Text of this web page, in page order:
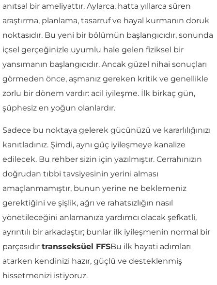
anıtsal bir ameliyattır. Aylarca, hatta yıllarca süren
araştırma, planlama, tasarruf ve hayal kurmanın doruk
noktasıdır. Bu yeni bir bölümün başlangıcıdır, sonunda
içsel gerçeğinizle uyumlu hale gelen fiziksel bir
yansımanın başlangıcıdır. Ancak güzel nihai sonuçları
görmeden önce, aşmanız gereken kritik ve genellikle
zorlu bir dönem vardır: acil iyileşme. İlk birkaç gün,
şüphesiz en yoğun olanlardır.
Sadece bu noktaya gelerek gücünüzü ve kararlılığınızı
kanıtladınız. Şimdi, aynı güç iyileşmeye kanalize
edilecek. Bu rehber sizin için yazılmıştır. Cerrahınızın
doğrudan tıbbi tavsiyesinin yerini alması
amaçlanmamıştır, bunun yerine ne beklemeniz
gerektiğini ve şişlik, ağrı ve rahatsızlığın nasıl
yönetileceğini anlamanıza yardımcı olacak şefkatli,
ayrıntılı bir arkadaştır; bunlar ilk iyileşmenin normal bir
parçasıdır transseksüel FFSBu ilk hayati adımları
atarken kendinizi hazır, güçlü ve desteklenmiş
hissetmenizi istiyoruz.